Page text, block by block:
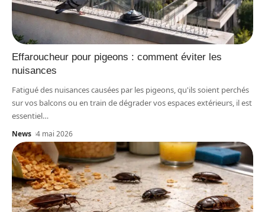
Effaroucheur pour pigeons : comment éviter les
nuisances
Fatigué des nuisances causées par les pigeons, qu'ils soient perchés
sur vos balcons ou en train de dégrader vos espaces extérieurs, il est
essentiel…
News 4 mai 2026